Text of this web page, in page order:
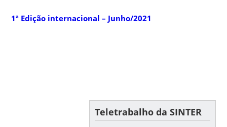
1ª Edição internacional – Junho/2021
Teletrabalho da SINTER